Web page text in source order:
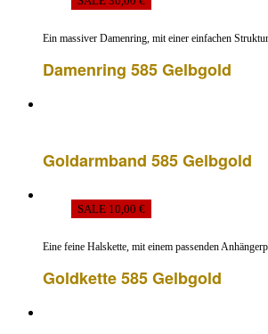
Ein massiver Damenring, mit einer einfachen
Damenring 585 Gelbgold
Goldarmband 585 Gelbgold
SALE 10,00 €
Eine feine Halskette, mit einem passenden
Goldkette 585 Gelbgold